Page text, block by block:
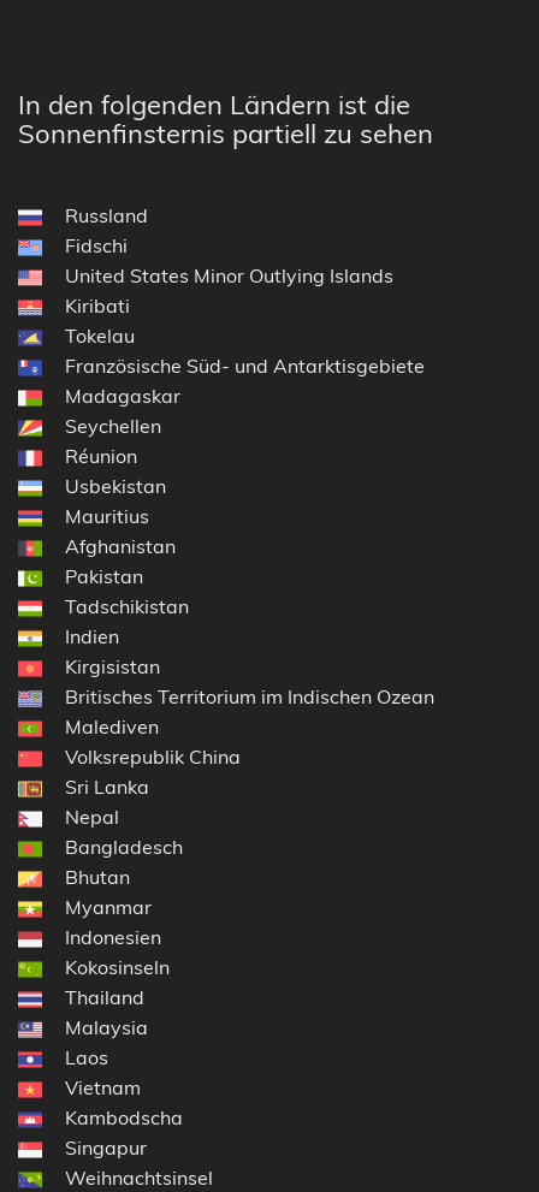
In den folgenden Ländern ist die
Sonnenfinsternis partiell zu sehen
Russland
Fidschi
United States Minor Outlying Islands
Kiribati
Tokelau
Französische Süd- und Antarktisgebiete
Madagaskar
Seychellen
Réunion
Usbekistan
Mauritius
Afghanistan
Pakistan
Tadschikistan
Indien
Kirgisistan
Britisches Territorium im Indischen Ozean
Malediven
Volksrepublik China
Sri Lanka
Nepal
Bangladesch
Bhutan
Myanmar
Indonesien
Kokosinseln
Thailand
Malaysia
Laos
Vietnam
Kambodscha
Singapur
Weihnachtsinsel